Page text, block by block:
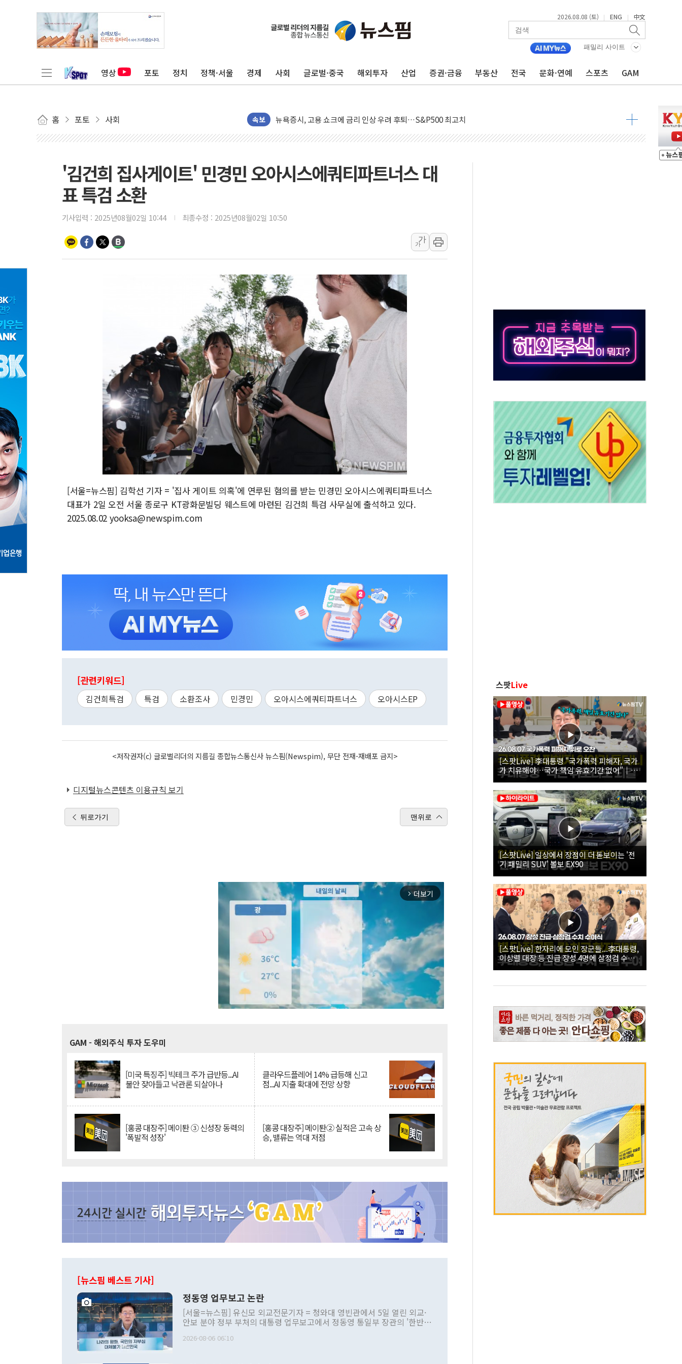
2026.08.08 (토) | ENG | 中文
패밀리 사이트
영상 포토 정치 정책·서울 경제 사회 글로벌·중국 해외투자 산업 증권·금융 부동산 전국 문화·연예 스포츠 GAM
홈 포토 사회 속보
민주, 오늘 제주·인천 경선 결과 발표...'김민석 재역전 vs 정청래 격차 확대'
트럼프, 쿡 연준 이사 해임 재추진…"26일까지 의혹 소명" 요구
유럽증시, 美 고용 예상 밖 부진에 연준 금리 인상 가능성 낮아지며 상승… STOXX 600 지수는 나흘 연속 최고치
[종합] 이슬람 수니파 3국, '공동방위협정' 체결… 이스라엘·이란 위협에 맞설 자체 억지력 강화
트럼프, 백신·자폐증 행정명령 검토…"이르면 다음 주"
이란 핵심 원유 수출항 '하르그섬', 최근 1주일 이상 '올스톱'… 美 해상봉쇄 영향
[AI MY 뉴스] 뉴욕 반도체주 프리뷰...美 고용 쇼크에 반도체주 '활짝'
뉴욕증시 프리뷰, 美 고용 쇼크에 금리 인상 우려 후퇴…나스닥 선물 1%대 상승
[종합] 美 7월 고용 2만3000명 감소 '쇼크'…9월 금리 인상 기대 후퇴
[사진] 이슬람 수니파 3개국, 공동방위협정 체결
뉴욕증시 개장 전 특징주...아틀라시안·클라우드플레어·태양광주↑ VS 트레이드데스크·웬디스↓
보훈부, 미 DPAA와 MOU… "6·25 미군 실종자 7359명 끝까지 찾겠다"
트럼프 "금리 내려야"…파월 때와 달리 워시엔 톤 낮춰
특정 정치인 측근 포항시 정책특보 내정설...포항시 '시끌'
李 "해남 태양광, 대한민국 다음 100년 밑거름…수도권 집중 완화 전환점"
'김건희 집사게이트' 민경민 오아시스에쿼티파트너스 대
표 특검 소환
기사입력 : 2025년08월02일 10:44 최종수정 : 2025년08월02일 10:50
가
가
[서울=뉴스핌] 김학선 기자 = '집사 게이트 의혹'에 연루된 혐의를 받는 민경민 오아시스에쿼티파트너스
대표가 2일 오전 서울 종로구 KT광화문빌딩 웨스트에 마련된 김건희 특검 사무실에 출석하고 있다.
2025.08.02 yooksa@newspim.com
[관련키워드]
김건희특검 특검 소환조사 민경민 오아시스에쿼티파트너스 오아시스EP
<저작권자(c) 글로벌리더의 지름길 종합뉴스통신사 뉴스핌(Newspim), 무단 전재-재배포 금지>
디지털뉴스콘텐츠 이용규칙 보기
뒤로가기 맨위로
arrow_forward_ios 더보기
GAM - 해외주식 투자 도우미
[미국 특징주] 빅테크 주가 급반등...AI
불안 잦아들고 낙관론 되살아나
클라우드플레어 14% 급등해 신고
점...AI 지출 확대에 전망 상향
[홍콩 대장주] 메이퇀 ③ 신성장 동력의
'폭발적 성장'
[홍콩 대장주] 메이퇀② 실적은 고속 상
승, 밸류는 역대 저점
[뉴스핌 베스트 기사]
정동영 업무보고 논란
[서울=뉴스핌] 유신모 외교전문기자 = 청와대 영빈관에서 5일 열린 외교·
안보 분야 정부 부처의 대통령 업무보고에서 정동영 통일부 장관의 '한반도
발언 중에는 정부 내 조율을 거치지 않은 사안을 정책으로 추진하겠다고 공
2026-08-06 06:10
스팟Live
[스팟Live] 李대통령 "국가폭력 피해자, 국가
가 치유해야…국가 책임 유효기간 없어"｜
26.08.07 국가폭력 피해자 위로 오찬
[스팟Live] 일상에서 장점이 더 돋보이는 '전
기 패밀리 SUV' 볼보 EX90
[스팟Live] 한자리에 모인 장군들...李대통령,
이상렬 대장 등 진급 장성 4명에 삼정검 수치
직접 수여｜26.08.07 장성 진급·삼정검 수치